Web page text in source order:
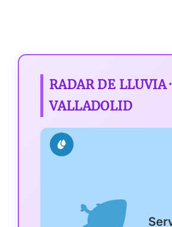
RADAR DE LLUVIA ·
VALLADOLID